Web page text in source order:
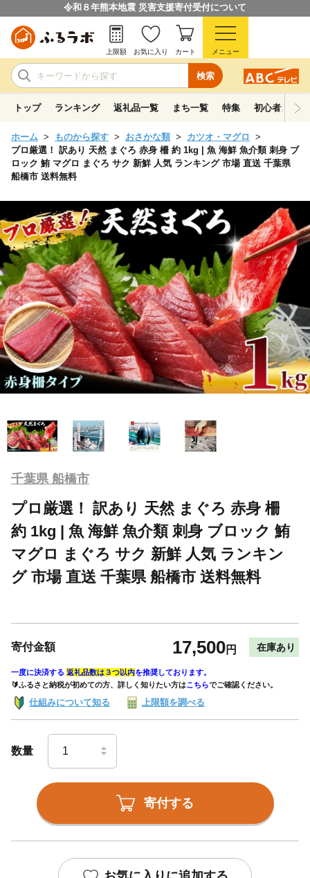
令和８年熊本地震 災害支援寄付受付について
検索
上限額 お気に入り カート メニュー
トップ ランキング 返礼品一覧 まち一覧 特集 初心者ガイド
ホーム ものから探す おさかな類
カツオ・マグロ
プロ厳選！ 訳あり 天然 まぐろ 赤身 柵 約 1kg | 魚 海鮮 魚介類 刺身 ブ
ロック 鮪 マグロ まぐろ サク 新鮮 人気 ランキング 市場 直送 千葉県
船橋市 送料無料
千葉県 船橋市
プロ厳選！ 訳あり 天然 まぐろ 赤身 柵
約 1kg | 魚 海鮮 魚介類 刺身 ブロック 鮪
マグロ まぐろ サク 新鮮 人気 ランキン
グ 市場 直送 千葉県 船橋市 送料無料
寄付金額 17,500円 在庫あり
一度に決済する 返礼品数は３つ以内を推奨しております。
🔰ふるさと納税が初めての方、詳しく知りたい方はこちらでご確認ください。
仕組みについて知る 上限額を調べる
数量
寄付する